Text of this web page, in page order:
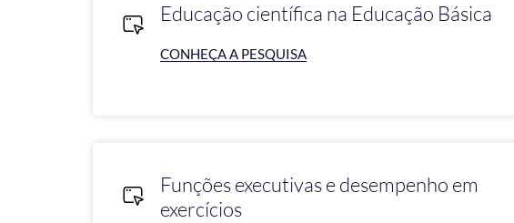
Educação científica na Educação Básica
CONHEÇA A PESQUISA
Funções executivas e desempenho em
exercícios